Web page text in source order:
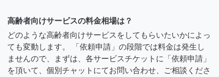
高齢者向けサービスの料金相場は？
どのような高齢者向けサービスをしてもらいたいかによっ
ても変動します。 「依頼申請」の段階では料金は発生し
ませんので、まずは、各サービスチケットに「依頼申請」
を頂いて、個別チャットにてお問い合わせ、ご相談くださ